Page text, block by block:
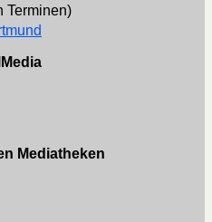
Terminen)
Mediatheken